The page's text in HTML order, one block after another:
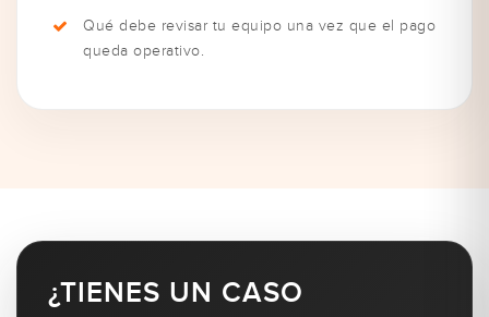
Qué debe revisar tu equipo una vez que el pago
queda operativo.
¿TIENES UN CASO